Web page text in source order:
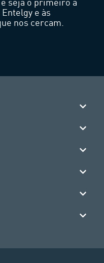
seja o primeiro a
e às
nos cercam.